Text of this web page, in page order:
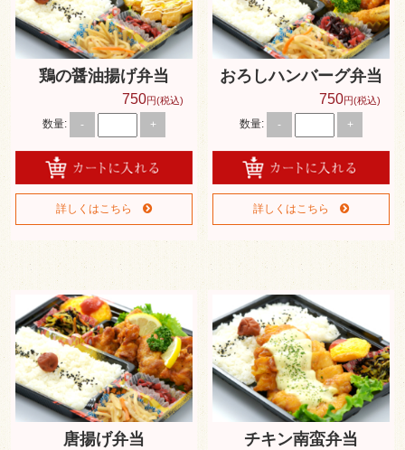
オードブル
格安弁当
どんぶり・セット
ペットボトル お茶
お弁当出張販売
新着情報
スタッフブログ
サイトマップ
鶏の醤油揚げ弁当
750円(税込)
数量: - +
詳しくはこちら
おろしハンバーグ弁当
750円(税込)
数量: - +
詳しくはこちら
唐揚げ弁当 チキン南蛮弁当